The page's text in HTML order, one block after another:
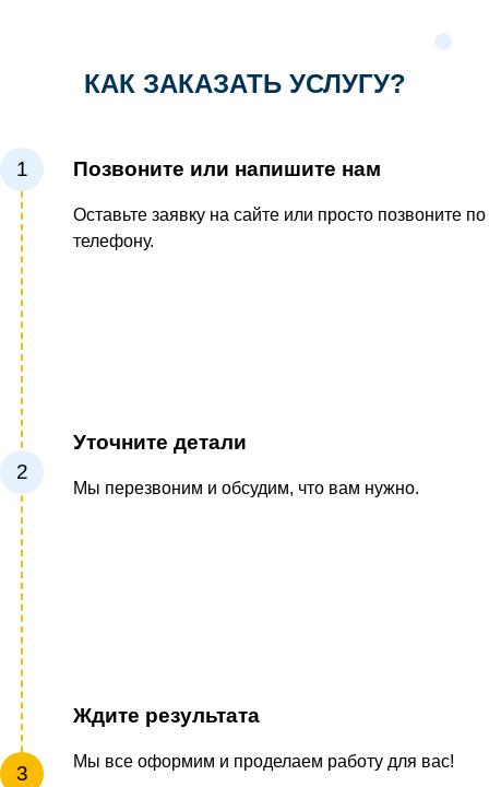
КАК ЗАКАЗАТЬ УСЛУГУ?
1
2
3
Позвоните или напишите нам
Оставьте заявку на сайте или просто позвоните по
телефону.
Уточните детали
Мы перезвоним и обсудим, что вам нужно.
Ждите результата
Мы все оформим и проделаем работу для вас!